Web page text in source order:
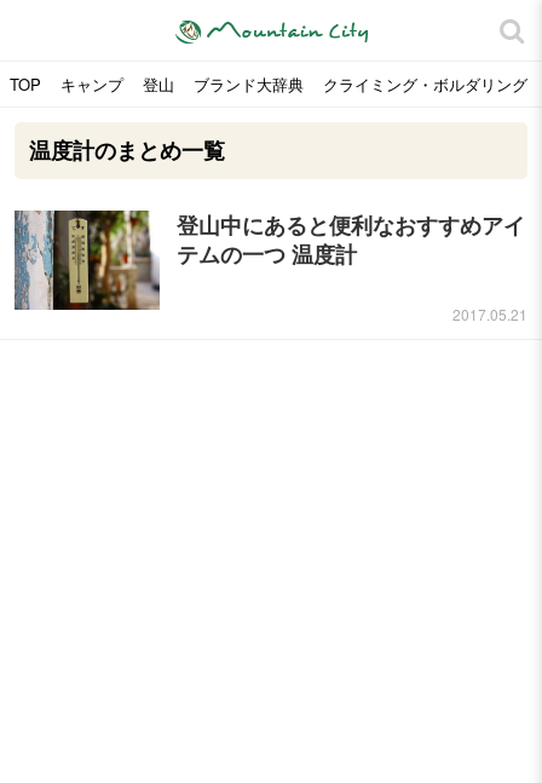
TOP キャンプ 登山 ブランド大辞典 クライミング・ボルダリング
温度計のまとめ一覧
登山中にあると便利なおすすめアイ
テムの一つ 温度計
2017.05.21